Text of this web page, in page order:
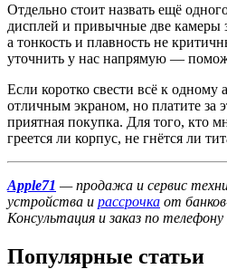
Отдельно стоит назвать ещё
дисплей и привычные две камеры
а тонкость и плавность не
уточнить у нас напрямую —
Если коротко свести всё к
отличным экраном, но платите за
приятная покупка. Для того, кто
греется ли корпус, не гнётся ли
Apple71 — продажа и сервис
устройства и рассрочка от
Консультация и заказ по телефону
Популярные статьи